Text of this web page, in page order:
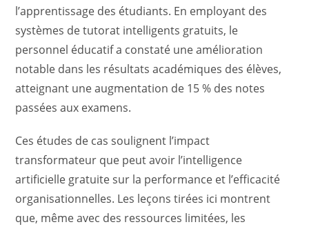
l’apprentissage des étudiants. En employant des
systèmes de tutorat intelligents gratuits, le
personnel éducatif a constaté une amélioration
notable dans les résultats académiques des élèves,
atteignant une augmentation de 15 % des notes
passées aux examens.
Ces études de cas soulignent l’impact
transformateur que peut avoir l’intelligence
artificielle gratuite sur la performance et l’efficacité
organisationnelles. Les leçons tirées ici montrent
que, même avec des ressources limitées, les